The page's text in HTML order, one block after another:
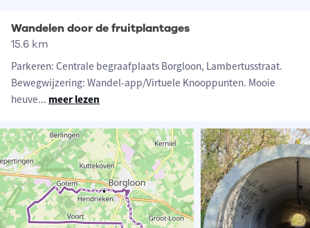
Wandelen door de fruitplantages
15.6 km
Parkeren: Centrale begraafplaats Borgloon, Lambertusstraat.
Bewegwijzering: Wandel-app/Virtuele Knooppunten. Mooie
heuve... meer lezen